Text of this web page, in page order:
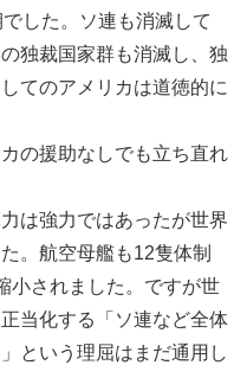
した。ソ連も消滅して
独裁国家群も消滅し、独
てのアメリカは道徳的に
の援助なしでも立ち直れ
は強力ではあったが世界
。航空母艦も12隻体制
小されました。ですが世
当化する「ソ連など全体
という理屈はまだ通用し